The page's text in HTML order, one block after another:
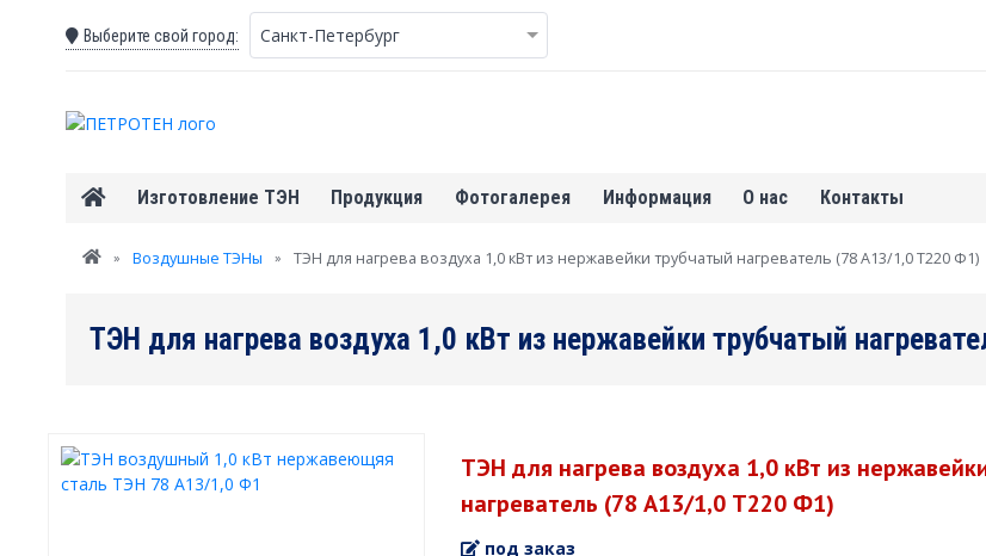
Выберите свой город: Санкт-Петербург
Изготовление ТЭН Продукция Фотогалерея Информация О нас Контакты
Вы здесь
» Воздушные ТЭНы » ТЭН для нагрева воздуха 1,0 кВт из нержавейки трубчатый нагреватель (78 А13/1,0 Т220 Ф1)
ТЭН для нагрева воздуха 1,0 кВт из нержавейки трубчатый
ТЭН для нагрева воздуха 1,0 кВт из
нагреватель (78 А13/1,0 Т220 Ф1)
под заказ